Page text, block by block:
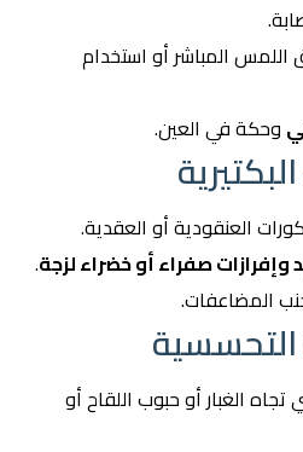
المباشر أو استخدام
وحكة في العين.
العنقودية أو العقدية.
وإفرازات صفراء أو خضراء لزجة.
المضاعفات.
الغبار أو حبوب اللقاح أو